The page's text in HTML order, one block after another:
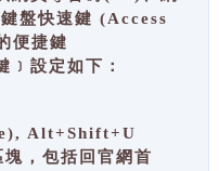
盤快速鍵 (Access
便捷鍵
﹞設定如下：
Alt+Shift+U
，包括回官網首